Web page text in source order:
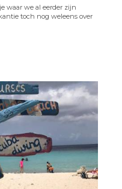
waar we al eerder zijn
toch nog weleens over